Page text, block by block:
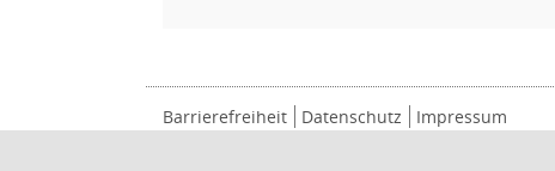
Barrierefreiheit Datenschutz Impressum